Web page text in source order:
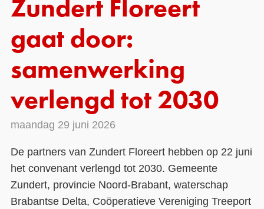
naar
menu
Direct
naar
pagina
Zundert Floreert
gaat door:
samenwerking
verlengd tot 2030
maandag 29 juni 2026
De partners van Zundert Floreert hebben op 22 juni
het convenant verlengd tot 2030. Gemeente
Zundert, provincie Noord-Brabant, waterschap
Brabantse Delta, Coöperatieve Vereniging Treeport
Hulpmiddelen
Voorbeelden
Subsidies
Monitoring
Contact